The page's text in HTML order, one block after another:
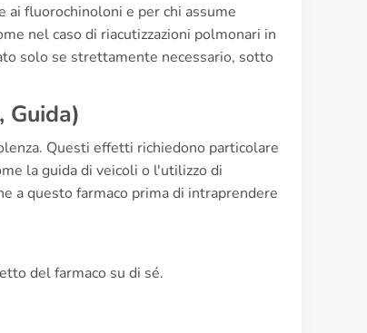
ai fluorochinoloni e per chi assume
nel caso di riacutizzazioni polmonari in
solo se strettamente necessario, sotto
Guida)
Questi effetti richiedono particolare
la guida di veicoli o l'utilizzo di
a questo farmaco prima di intraprendere
del farmaco su di sé.